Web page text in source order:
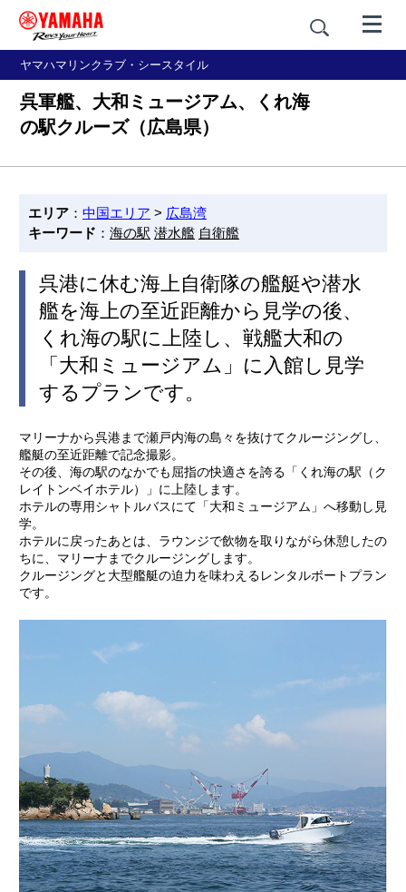
ヤマハマリンクラブ・シースタイル
呉軍艦、大和ミュージアム、くれ海
の駅クルーズ（広島県）
エリア ： 中国エリア > 広島湾
キーワード ： 海の駅 潜水艦 自衛艦
呉港に休む海上自衛隊の艦艇や潜水
艦を海上の至近距離から見学の後、
くれ海の駅に上陸し、戦艦大和の
「大和ミュージアム」に入館し見学
するプランです。
マリーナから呉港まで瀬戸内海の島々を抜けてクルージングし、
艦艇の至近距離で記念撮影。
その後、海の駅のなかでも屈指の快適さを誇る「くれ海の駅（ク
レイトンベイホテル）」に上陸します。
ホテルの専用シャトルバスにて「大和ミュージアム」へ移動し見
学。
ホテルに戻ったあとは、ラウンジで飲物を取りながら休憩したの
ちに、マリーナまでクルージングします。
クルージングと大型艦艇の迫力を味わえるレンタルボートプラン
です。